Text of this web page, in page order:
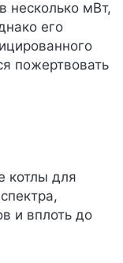
несколько мВт,
его
пожертвовать
котлы для
и вплоть до